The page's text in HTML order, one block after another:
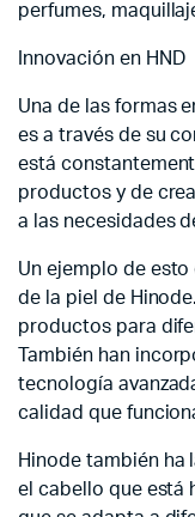
perfumes,
Innovación en HND
Una de las formas
es a través de su
está
productos y de
a las necesidades
Un ejemplo de
de la piel de
productos para
También han
tecnología
calidad que
Hinode también ha
el cabello que está